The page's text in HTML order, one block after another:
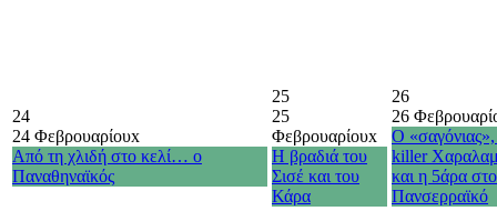
24
24 Φεβρουαρίουx
Από τη χλιδή στο κελί… ο
Παναθηναϊκός
25
25
Φεβρουαρίουx
Η βραδιά του
Σισέ και του
Κάρα
26
26
Ο
killer
και η 5άρα
Πανσερραϊκό